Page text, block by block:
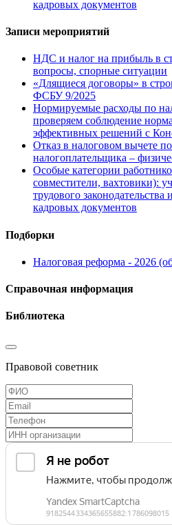
кадровых документов
Записи мероприятий
НДС и налог на прибыль в
вопросы, спорные ситуации
«Длящиеся договоры» в
ФСБУ 9/2025
Нормируемые расходы по
проверяем соблюдение
эффективных решений с
Отказ в налоговом вычете
налогоплательщика –
Особые категории
совместители, вахтовики):
трудового
кадровых документов
Подборки
Налоговая реформа - 2026
Справочная информация
Библиотека
Правовой советник